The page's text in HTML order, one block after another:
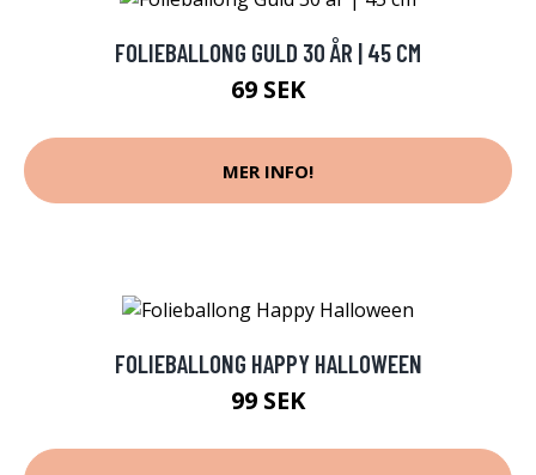
FOLIEBALLONG GULD 30 ÅR | 45 CM
69 SEK
MER INFO!
FOLIEBALLONG HAPPY HALLOWEEN
99 SEK